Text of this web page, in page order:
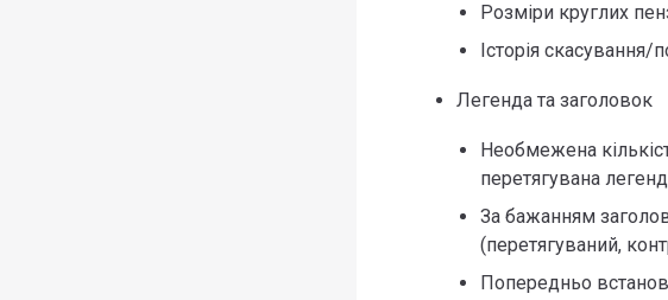
Розміри круглих
Історія
Легенда та заголовок
Необмежена
перетягувана
За бажанням
(перетягуваний,
Попередньо